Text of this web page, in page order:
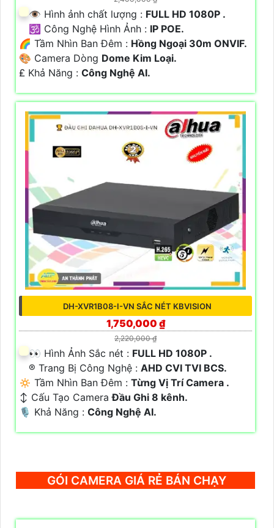
👁 Hình ảnh chất lượng : FULL HD 1080P .
🕉️ Công Nghệ Hình Ảnh : IP POE.
🌈 Tầm Nhìn Ban Đêm : Hồng Ngoại 30m ONVIF.
🎨 Camera Dòng Dome Kim Loại.
️₤ Khả Năng : Công Nghệ AI.
DH-XVR1B08-I-VN SẮC NÉT KBVISION
1,750,000 ₫
2,220,000 ₫
️👀 Hình Ảnh Sắc nét : FULL HD 1080P .
®️ Trang Bị Công Nghệ : AHD CVI TVI BCS.
🔅 Tầm Nhìn Ban Đêm : Từng Vị Trí Camera .
↕️ Cấu Tạo CameraĐầu Ghi 8 kênh.
️🎙 Khả Năng : Công Nghệ AI.
GÓI CAMERA GIÁ RẺ BÁN CHẠY